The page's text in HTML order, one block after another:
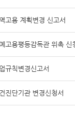
고용 계획변경 신고서
고용평등감독관 위촉 신
규칙변경신고서
진단기관 변경신청서